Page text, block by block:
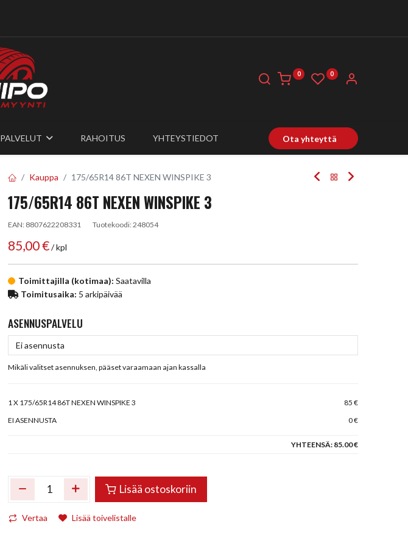
0 0
PALVELUT RAHOITUS YHTEYSTIEDOT Ota yhteyttä
Kauppa 175/65R14 86T NEXEN WINSPIKE 3
175/65R14 86T NEXEN WINSPIKE 3
EAN: 8807622208331 Tuotekoodi:248054
85,00€/ kpl
Toimittajilla (kotimaa): Saatavilla
Toimitusaika: 5 arkipäivää
ASENNUSPALVELU
Mikäli valitset asennuksen, pääset varaamaan ajan kassalla
1X 175/65R14 86T NEXEN WINSPIKE 3
85 €
EI ASENNUSTA
0 €
YHTEENSÄ: 85.00 €
Lisää ostoskoriin
Vertaa Lisää toivelistalle